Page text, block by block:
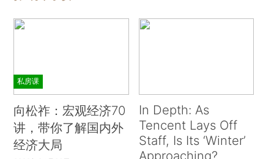
私房课
向松祚：宏观经济70
讲，带你了解国内外
经济大局
In Depth: As
Tencent Lays Off
Staff, Is Its ‘Winter’
Approaching?